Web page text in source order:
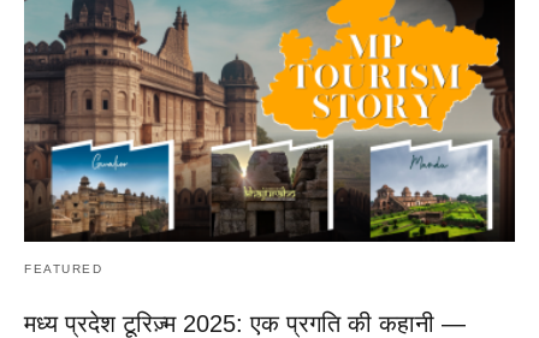
FEATURED
मध्य प्रदेश टूरिज़्म 2025: एक प्रगति की कहानी —